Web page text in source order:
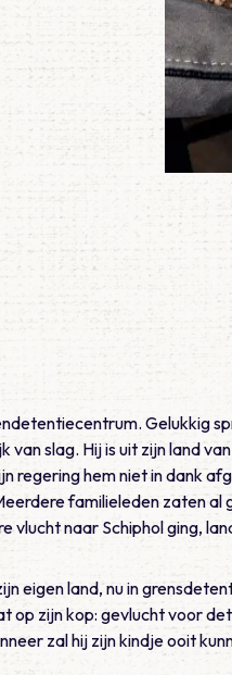
Gelukkig
slag. Hij is uit zijn land
regering hem niet in dank
familieleden zaten al
vlucht naar Schiphol ging,
eigen land, nu in
op zijn kop: gevlucht voor
zal hij zijn kindje ooit